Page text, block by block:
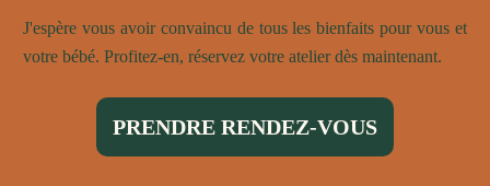
J'espère vous avoir convaincu de tous les bienfaits pour vous et
votre bébé. Profitez-en, réservez votre atelier dès maintenant.
PRENDRE RENDEZ-VOUS